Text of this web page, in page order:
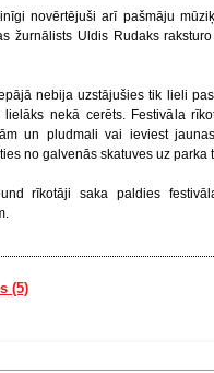
novērtējuši arī pašmāju
žurnālists Uldis Rudaks
nebija uzstājušies tik lieli
nekā cerēts. Festivāla
un pludmali vai ieviest
no galvenās skatuves uz parka
rīkotāji saka paldies
(5)